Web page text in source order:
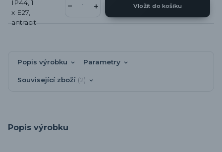
Vložit do košíku
Popis výrobku Parametry
Související zboží 2
Popis výrobku